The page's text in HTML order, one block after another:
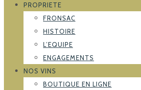
PROPRIETE
FRONSAC
HISTOIRE
L’EQUIPE
ENGAGEMENTS
NOS VINS
BOUTIQUE EN LIGNE